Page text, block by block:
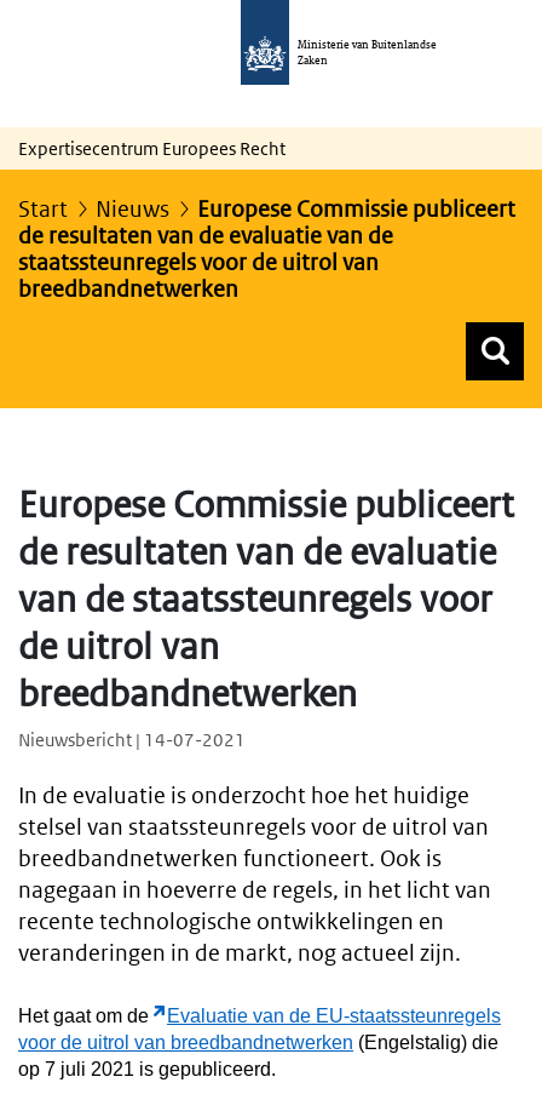
Ministerie van Buitenlandse
Zaken
Expertisecentrum Europees Recht
Start Nieuws
Europese Commissie publiceert
de resultaten van de evaluatie van de
staatssteunregels voor de uitrol van
breedbandnetwerken
Europese Commissie publiceert
de resultaten van de evaluatie
van de staatssteunregels voor
de uitrol van
breedbandnetwerken
Nieuwsbericht | 14-07-2021
In de evaluatie is onderzocht hoe het huidige
stelsel van staatssteunregels voor de uitrol van
breedbandnetwerken functioneert. Ook is
nagegaan in hoeverre de regels, in het licht van
recente technologische ontwikkelingen en
veranderingen in de markt, nog actueel zijn.
Het gaat om de
Evaluatie van de EU-staatssteunregels
voor de uitrol van breedbandnetwerken (Engelstalig) die
op 7 juli 2021 is gepubliceerd.